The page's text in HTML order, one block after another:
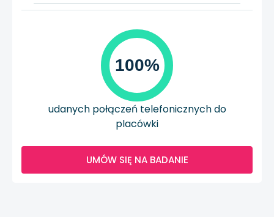
100%
udanych połączeń telefonicznych do
placówki
UMÓW SIĘ NA BADANIE